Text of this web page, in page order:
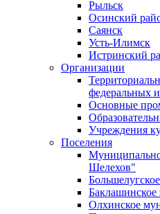
Рыльск
Осинский
Саянск
Усть-Илимск
Истринский
Организации
федеральных
Основные
Учреждения
Поселения
Шелехов"
Баклашинское
Олхинское